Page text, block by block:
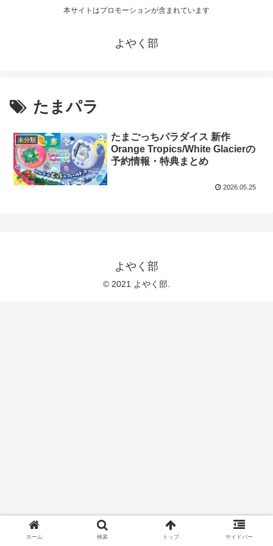
本サイトはプロモーションが含まれています
よやく部
たまパラ
未分類
たまごっちパラダイス 新作
Orange Tropics/White Glacierの
予約情報・特典まとめ
2026.05.25
よやく部
© 2021 よやく部.
ホーム 検索 トップ サイドバー